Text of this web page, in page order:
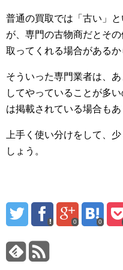
普通の買取では「古い」
が、専門の古物商だとそ
取ってくれる場合があるか
そういった専門業者は、
してやっていることが多
は掲載されている場合もあ
上手く使い分けをして、
しょう。
0 0